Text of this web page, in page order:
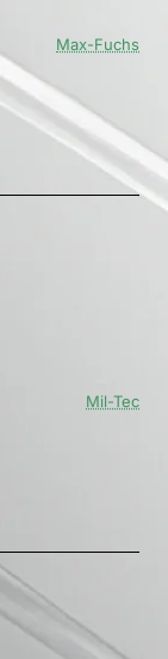
Max-Fuchs
Mil-Tec